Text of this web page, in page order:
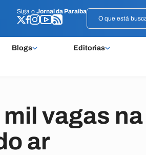
Siga o Jornal da Paraíba
Blogs Editorias
Siga o Jornal da Paraíba
vagas na
ar